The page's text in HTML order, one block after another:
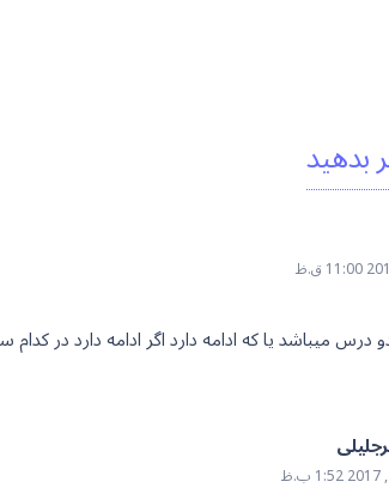
بدهید
میباشد یا که ادامه دارد اگر ادامه دارد در کدام